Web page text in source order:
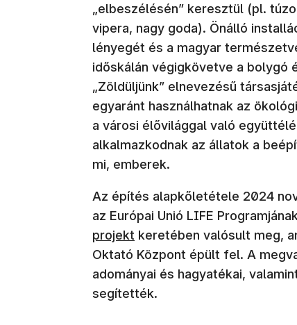
„elbeszélésén” keresztül (pl.
vipera, nagy goda). Önálló
lényegét és a magyar
időskálán végigkövetve a bolygó
„Zöldüljünk” elnevezésű
egyaránt használhatnak az
a városi élővilággal való
alkalmazkodnak az állatok a
mi, emberek.
Az építés alapkőletétele 2024
az Európai Unió LIFE
projekt keretében valósult meg,
Oktató Központ épült fel. A
adományai és hagyatékai,
segítették.